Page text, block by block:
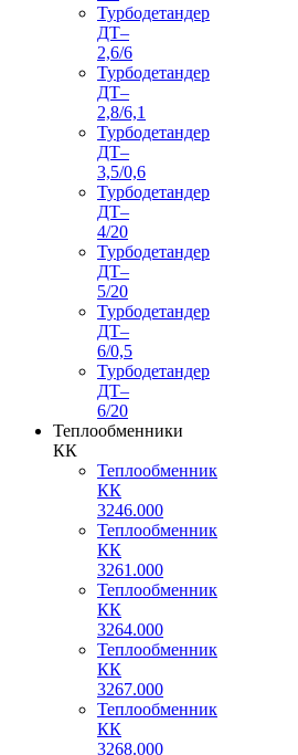
Турбодетандер
ДТ–
2,6/6
Турбодетандер
ДТ–
2,8/6,1
Турбодетандер
ДТ–
3,5/0,6
Турбодетандер
ДТ–
4/20
Турбодетандер
ДТ–
5/20
Турбодетандер
ДТ–
6/0,5
Турбодетандер
ДТ–
6/20
Теплообменники
КК
Теплообменник
КК
3246.000
Теплообменник
КК
3261.000
Теплообменник
КК
3264.000
Теплообменник
КК
3267.000
Теплообменник
КК
3268.000